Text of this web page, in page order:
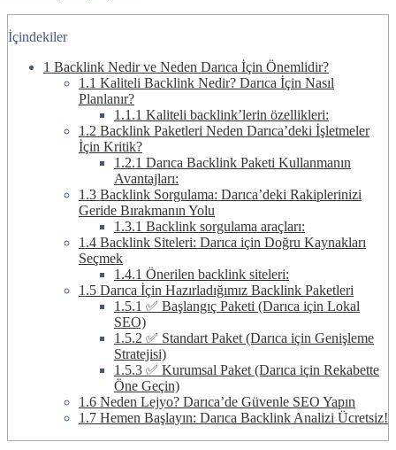
İçindekiler
1 Backlink Nedir ve Neden Darıca İçin Önemlidir?
1.1 Kaliteli Backlink Nedir? Darıca İçin Nasıl
Planlanır?
1.1.1 Kaliteli backlink’lerin özellikleri:
1.2 Backlink Paketleri Neden Darıca’deki İşletmeler
İçin Kritik?
1.2.1 Darıca Backlink Paketi Kullanmanın
Avantajları:
1.3 Backlink Sorgulama: Darıca’deki Rakiplerinizi
Geride Bırakmanın Yolu
1.3.1 Backlink sorgulama araçları:
1.4 Backlink Siteleri: Darıca için Doğru Kaynakları
Seçmek
1.4.1 Önerilen backlink siteleri:
1.5 Darıca İçin Hazırladığımız Backlink Paketleri
1.5.1 ✅ Başlangıç Paketi (Darıca için Lokal
SEO)
1.5.2 ✅ Standart Paket (Darıca için Genişleme
Stratejisi)
1.5.3 ✅ Kurumsal Paket (Darıca için Rekabette
Öne Geçin)
1.6 Neden Lejyo? Darıca’de Güvenle SEO Yapın
1.7 Hemen Başlayın: Darıca Backlink Analizi Ücretsiz!